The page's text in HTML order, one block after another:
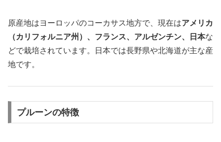
原産地はヨーロッパのコーカサス地方で、現在はアメリカ
（カリフォルニア州）、フランス、アルゼンチン、日本な
どで栽培されています。日本では長野県や北海道が主な産
地です。
プルーンの特徴